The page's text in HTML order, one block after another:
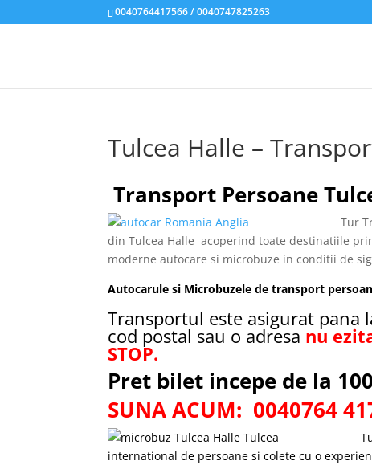
0040764417566 / 0040747825263
Tulcea Halle –
Transport Persoane
Tur
din Tulcea Halle acoperind toate destinatiile
moderne autocare si microbuze in conditii de
Autocarule si Microbuzele de transport
Transportul este asigurat pana
cod postal sau o adresa nu
STOP.
Pret bilet incepe de la
SUNA ACUM: 0040764
international de persoane si colete cu o